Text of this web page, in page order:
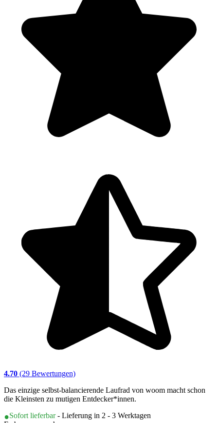
4.70 (29 Bewertungen)
Das einzige selbst-balancierende Laufrad von woom macht schon
die Kleinsten zu mutigen Entdecker*innen.
Sofort lieferbar- Lieferung in 2 - 3 Werktagen